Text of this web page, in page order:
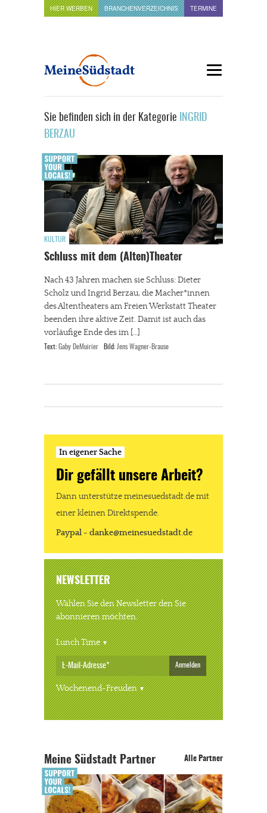
HIER WERBEN BRANCHENVERZEICHNIS TERMINE
Sie befinden sich in der Kategorie INGRID
BERZAU
KULTUR
Schluss mit dem (Alten)Theater
Nach 43 Jahren machen sie Schluss: Dieter
Scholz und Ingrid Berzau, die Macher*innen
des Altentheaters am Freien Werkstatt Theater
beenden ihre aktive Zeit. Damit ist auch das
vorläufige Ende des im […]
Text: Gaby DeMuirier Bild: Jens Wagner-Brause
In eigener Sache
Dir gefällt unsere Arbeit?
Dann unterstütze meinesuedstadt.de mit
einer kleinen Direktspende.
Paypal - danke@meinesuedstadt.de
NEWSLETTER
Wählen Sie den Newsletter den Sie
abonnieren möchten.
Lunch Time
Anmelden
Wochenend-Freuden
Meine Südstadt Partner Alle Partner